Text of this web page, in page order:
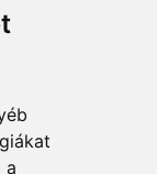
a